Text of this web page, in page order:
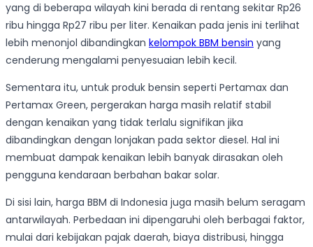
yang di beberapa wilayah kini berada di rentang sekitar Rp26
ribu hingga Rp27 ribu per liter. Kenaikan pada jenis ini terlihat
lebih menonjol dibandingkan kelompok BBM bensin yang
cenderung mengalami penyesuaian lebih kecil.
Sementara itu, untuk produk bensin seperti Pertamax dan
Pertamax Green, pergerakan harga masih relatif stabil
dengan kenaikan yang tidak terlalu signifikan jika
dibandingkan dengan lonjakan pada sektor diesel. Hal ini
membuat dampak kenaikan lebih banyak dirasakan oleh
pengguna kendaraan berbahan bakar solar.
Di sisi lain, harga BBM di Indonesia juga masih belum seragam
antarwilayah. Perbedaan ini dipengaruhi oleh berbagai faktor,
mulai dari kebijakan pajak daerah, biaya distribusi, hingga